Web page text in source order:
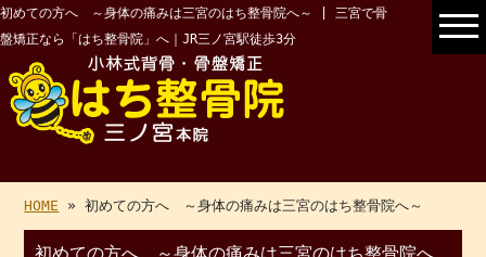
初めての方へ ～身体の痛みは三宮のはち整骨院へ～ | 三宮で骨
盤矯正なら「はち整骨院」へ｜JR三ノ宮駅徒歩3分
HOME » 初めての方へ ～身体の痛みは三宮のはち整骨院へ～